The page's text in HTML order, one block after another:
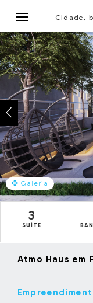
NavegaçãoCidade,
Galeria
3
SUÍTE
Atmo Haus em